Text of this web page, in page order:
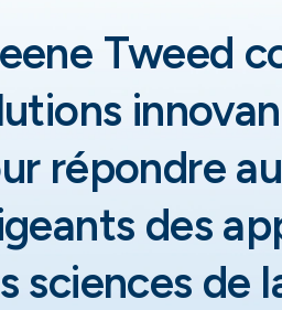
Tweed
répondre
des
sciences de